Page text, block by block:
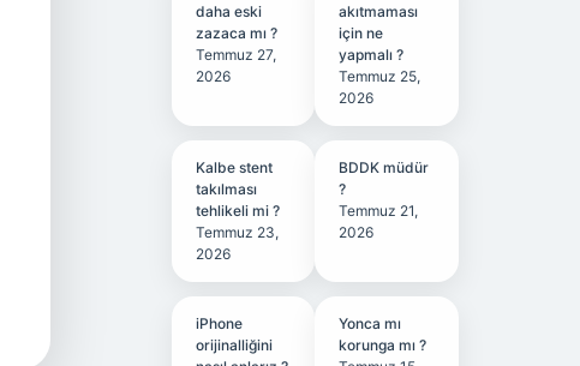
daha eski
zazaca mı ?
Temmuz 27,
2026
akıtmaması
için ne
yapmalı ?
Temmuz 25,
2026
Kalbe stent
takılması
tehlikeli mi ?
Temmuz 23,
2026
BDDK müdür
?
Temmuz 21,
2026
iPhone
orijinalliğini
Yonca mı
korunga mı ?